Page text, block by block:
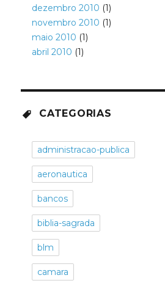
dezembro 2010 (1)
novembro 2010 (1)
maio 2010 (1)
abril 2010 (1)
CATEGORIAS
administracao-publica
aeronautica
bancos
biblia-sagrada
blm
camara